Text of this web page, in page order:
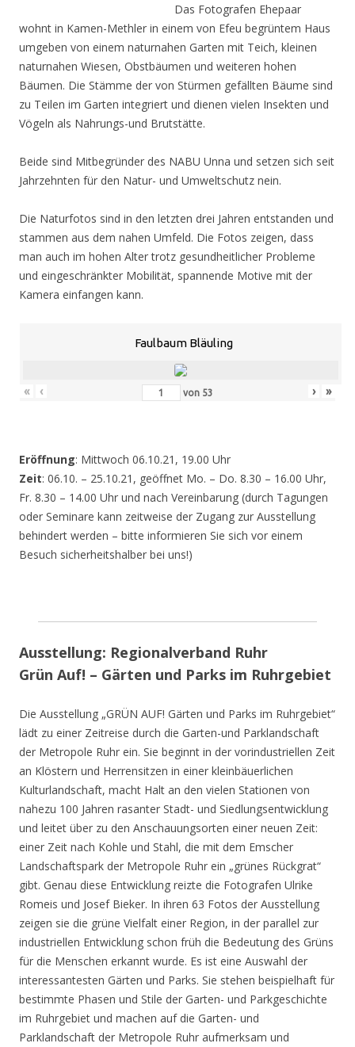
Das Fotografen Ehepaar
wohnt in Kamen-Methler in einem von Efeu begrüntem Haus
umgeben von einem naturnahen Garten mit Teich, kleinen
naturnahen Wiesen, Obstbäumen und weiteren hohen
Bäumen. Die Stämme der von Stürmen gefällten Bäume sind
zu Teilen im Garten integriert und dienen vielen Insekten und
Vögeln als Nahrungs-und Brutstätte.
Beide sind Mitbegründer des NABU Unna und setzen sich seit
Jahrzehnten für den Natur- und Umweltschutz nein.
Die Naturfotos sind in den letzten drei Jahren entstanden und
stammen aus dem nahen Umfeld. Die Fotos zeigen, dass
man auch im hohen Alter trotz gesundheitlicher Probleme
und eingeschränkter Mobilität, spannende Motive mit der
Kamera einfangen kann.
Faulbaum Bläuling
« ‹ von 53 › »
Eröffnung: Mittwoch 06.10.21, 19.00 Uhr
Zeit: 06.10. – 25.10.21, geöffnet Mo. – Do. 8.30 – 16.00 Uhr,
Fr. 8.30 – 14.00 Uhr und nach Vereinbarung (durch Tagungen
oder Seminare kann zeitweise der Zugang zur Ausstellung
behindert werden – bitte informieren Sie sich vor einem
Besuch sicherheitshalber bei uns!)
Ausstellung: Regionalverband Ruhr
Grün Auf! – Gärten und Parks im Ruhrgebiet
Die Ausstellung „GRÜN AUF! Gärten und Parks im Ruhrgebiet“
lädt zu einer Zeitreise durch die Garten-und Parklandschaft
der Metropole Ruhr ein. Sie beginnt in der vorindustriellen Zeit
an Klöstern und Herrensitzen in einer kleinbäuerlichen
Kulturlandschaft, macht Halt an den vielen Stationen von
nahezu 100 Jahren rasanter Stadt- und Siedlungsentwicklung
und leitet über zu den Anschauungsorten einer neuen Zeit:
einer Zeit nach Kohle und Stahl, die mit dem Emscher
Landschaftspark der Metropole Ruhr ein „grünes Rückgrat“
gibt. Genau diese Entwicklung reizte die Fotografen Ulrike
Romeis und Josef Bieker. In ihren 63 Fotos der Ausstellung
zeigen sie die grüne Vielfalt einer Region, in der parallel zur
industriellen Entwicklung schon früh die Bedeutung des Grüns
für die Menschen erkannt wurde. Es ist eine Auswahl der
interessantesten Gärten und Parks. Sie stehen beispielhaft für
bestimmte Phasen und Stile der Garten- und Parkgeschichte
im Ruhrgebiet und machen auf die Garten- und
Parklandschaft der Metropole Ruhr aufmerksam und